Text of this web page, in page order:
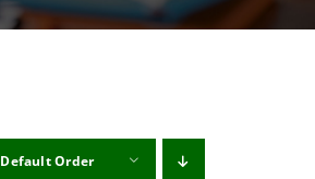
Default Order